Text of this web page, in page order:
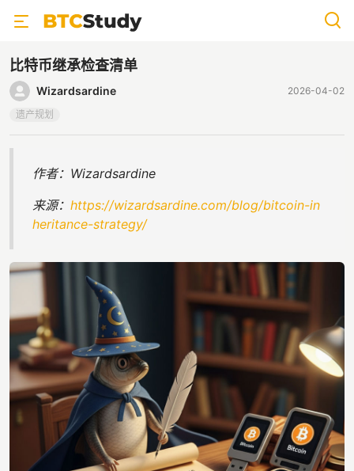
比特币继承检查清单
Wizardsardine
2026-04-02
遗产规划
作者：Wizardsardine
来源： https://wizardsardine.com/blog/bitcoin-in
heritance-strategy/